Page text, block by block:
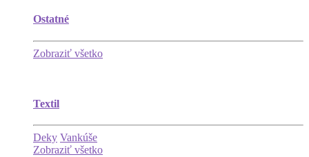
Ostatné
Zobraziť všetko
Textil
Deky Vankúše
Zobraziť všetko